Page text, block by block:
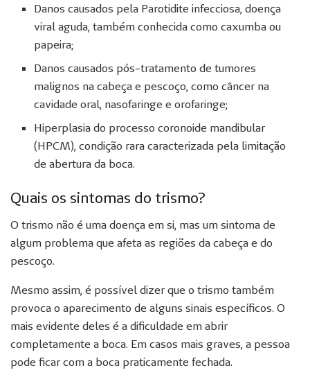
Danos causados pela Parotidite infecciosa, doença
viral aguda, também conhecida como caxumba ou
papeira;
Danos causados pós-tratamento de tumores
malignos na cabeça e pescoço, como câncer na
cavidade oral, nasofaringe e orofaringe;
Hiperplasia do processo coronoide mandibular
(HPCM), condição rara caracterizada pela limitação
de abertura da boca.
Quais os sintomas do trismo?
O trismo não é uma doença em si, mas um sintoma de
algum problema que afeta as regiões da cabeça e do
pescoço.
Mesmo assim, é possível dizer que o trismo também
provoca o aparecimento de alguns sinais específicos. O
mais evidente deles é a dificuldade em abrir
completamente a boca. Em casos mais graves, a pessoa
pode ficar com a boca praticamente fechada.